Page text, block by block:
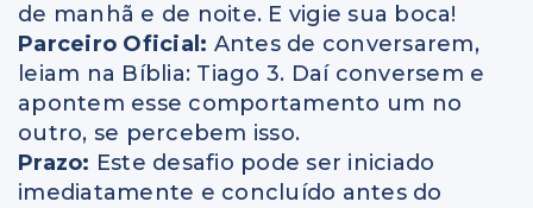
de manhã e de noite. E vigie sua boca!
Parceiro Oficial: Antes de conversarem,
leiam na Bíblia: Tiago 3. Daí conversem e
apontem esse comportamento um no
outro, se percebem isso.
Prazo: Este desafio pode ser iniciado
imediatamente e concluído antes do